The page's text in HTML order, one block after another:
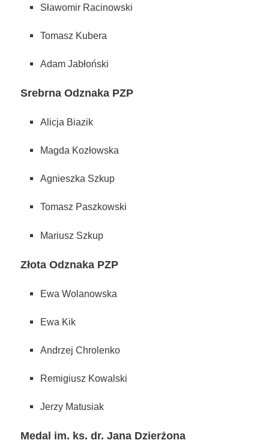
Sławomir Racinowski
Tomasz Kubera
Adam Jabłoński
Srebrna Odznaka PZP
Alicja Biazik
Magda Kozłowska
Agnieszka Szkup
Tomasz Paszkowski
Mariusz Szkup
Złota Odznaka PZP
Ewa Wolanowska
Ewa Kik
Andrzej Chrolenko
Remigiusz Kowalski
Jerzy Matusiak
Medal im. ks. dr. Jana Dzierżona